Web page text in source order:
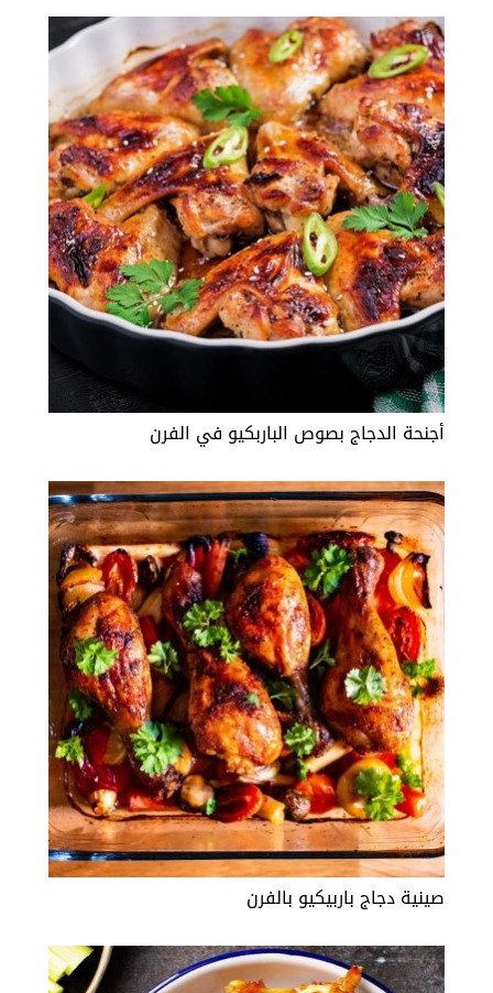
أجنحة الدجاج بصوص الباربكيو في الفرن
صينية دجاج باربيكيو بالفرن